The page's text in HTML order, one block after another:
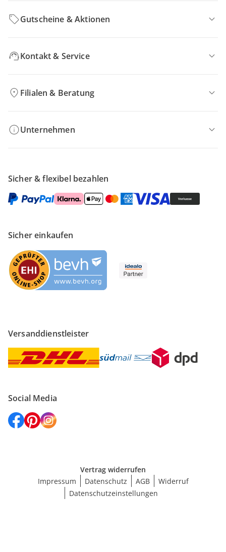
Gutscheine & Aktionen
Kontakt & Service
Filialen & Beratung
Unternehmen
Sicher & flexibel bezahlen
Sicher einkaufen
Versanddienstleister
Social Media
Vertrag widerrufen
Impressum
Datenschutz AGB
Widerruf
Datenschutzeinstellungen